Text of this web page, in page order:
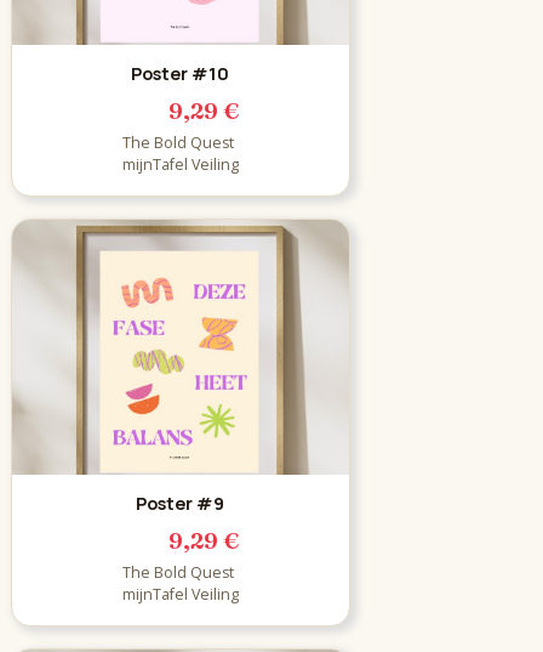
Poster #10
9,29 €
The Bold Quest
mijnTafel Veiling
Poster #9
9,29 €
The Bold Quest
mijnTafel Veiling